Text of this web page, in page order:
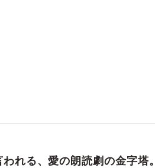
れる、愛の朗読劇の金字塔。